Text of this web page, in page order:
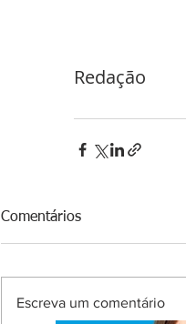
Redação
Comentários
Escreva um comentário